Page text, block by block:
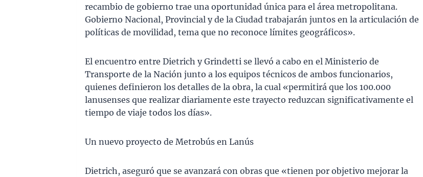
recambio de gobierno trae una oportunidad única para el área metropolitana.
Gobierno Nacional, Provincial y de la Ciudad trabajarán juntos en la articulación de
políticas de movilidad, tema que no reconoce límites geográficos».
El encuentro entre Dietrich y Grindetti se llevó a cabo en el Ministerio de
Transporte de la Nación junto a los equipos técnicos de ambos funcionarios,
quienes definieron los detalles de la obra, la cual «permitirá que los 100.000
lanusenses que realizar diariamente este trayecto reduzcan significativamente el
tiempo de viaje todos los días».
Un nuevo proyecto de Metrobús en Lanús
Dietrich, aseguró que se avanzará con obras que «tienen por objetivo mejorar la